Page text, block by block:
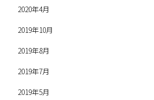
2020年4月
2019年10月
2019年8月
2019年7月
2019年5月